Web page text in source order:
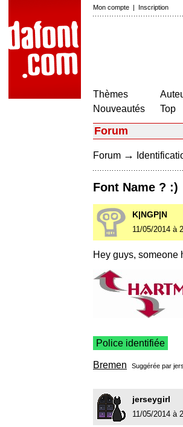
Mon compte | Inscription
Thèmes
Nouveautés
Top
Forum
Forum →
Font Name ? :)
K|NGP|N
11/05/2014 à
Hey guys, someone
Police identifiée
Bremen Suggérée par
jerseygirl
11/05/2014 à